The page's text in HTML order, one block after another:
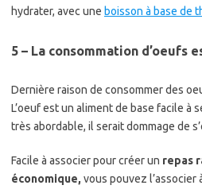
hydrater, avec une boisson à base de
5 – La consommation d’oeufs
Dernière raison de consommer des
L’oeuf est un aliment de base facile à
très abordable, il serait dommage de
Facile à associer pour créer un repas
économique, vous pouvez